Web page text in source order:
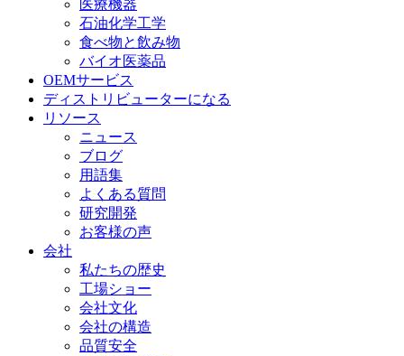
医療機器
石油化学工学
食べ物と飲み物
バイオ医薬品
OEMサービス
ディストリビューターになる
リソース
ニュース
ブログ
用語集
よくある質問
研究開発
お客様の声
会社
私たちの歴史
工場ショー
会社文化
会社の構造
品質安全